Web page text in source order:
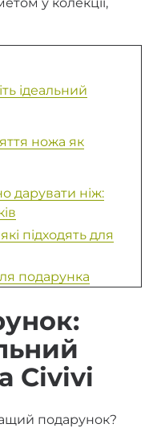
ідеальний
ножа як
дарувати ніж:
підходять для
подарунка
Civivi
подарунок?